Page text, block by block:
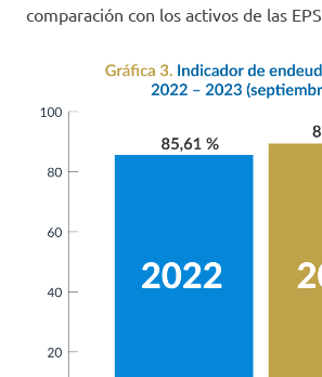
comparación con los activos de las EPS.